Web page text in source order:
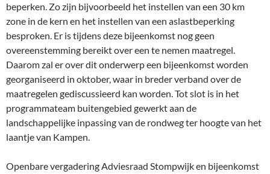
beperken. Zo zijn bijvoorbeeld het instellen van een 30 km
zone in de kern en het instellen van een aslastbeperking
besproken. Er is tijdens deze bijeenkomst nog geen
overeenstemming bereikt over een te nemen maatregel.
Daarom zal er over dit onderwerp een bijeenkomst worden
georganiseerd in oktober, waar in breder verband over de
maatregelen gediscussieerd kan worden. Tot slot is in het
programmateam buitengebied gewerkt aan de
landschappelijke inpassing van de rondweg ter hoogte van het
laantje van Kampen.
Openbare vergadering Adviesraad Stompwijk en bijeenkomst